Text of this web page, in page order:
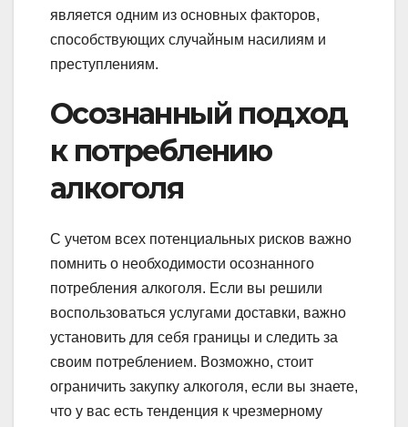
является одним из основных факторов,
способствующих случайным насилиям и
преступлениям.
Осознанный подход
к потреблению
алкоголя
С учетом всех потенциальных рисков важно
помнить о необходимости осознанного
потребления алкоголя. Если вы решили
воспользоваться услугами доставки, важно
установить для себя границы и следить за
своим потреблением. Возможно, стоит
ограничить закупку алкоголя, если вы знаете,
что у вас есть тенденция к чрезмерному